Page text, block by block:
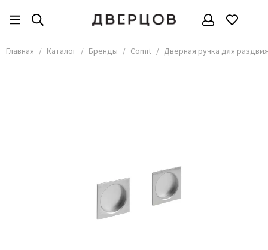
Бренды
Все товары
Главная Каталог Бренды Comit Дверная ручка для